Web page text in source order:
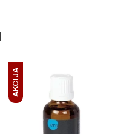
AKCIJA